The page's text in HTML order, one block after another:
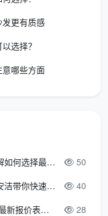
印、保持原色
，物品归位
更有质感
选择？
哪些方面
日常保洁和深度保洁的区别：详解如何选择最适合的清洁服务 50
日常保洁是什么意思？成都天均安洁带你快速区分“日常vs深度vs开荒” 40
成都保洁服务价格多少？2026年最新报价表来了，这一篇看透所有费用 28